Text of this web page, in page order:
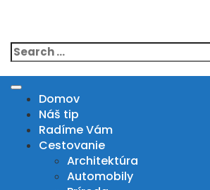
Search
for:
Domov
Náš tip
Radíme Vám
Cestovanie
Architektúra
Automobily